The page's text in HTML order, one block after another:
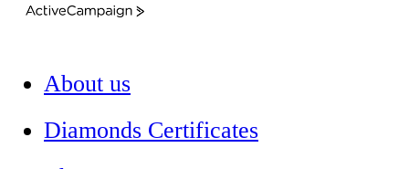
ActiveCampaign
About us
Diamonds Certificates